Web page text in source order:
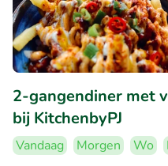
2-gangendiner met
bij KitchenbyPJ
Vandaag Morgen Wo